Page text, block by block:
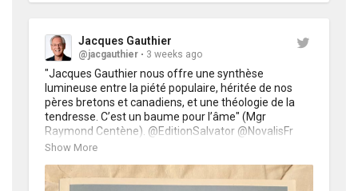
Jacques Gauthier
@jacgauthier 3 weeks ago
"Jacques Gauthier nous offre une synthèse
lumineuse entre la piété populaire, héritée de nos
pères bretons et canadiens, et une théologie de la
tendresse. C’est un baume pour l’âme" (Mgr
@steannedauray
Show More